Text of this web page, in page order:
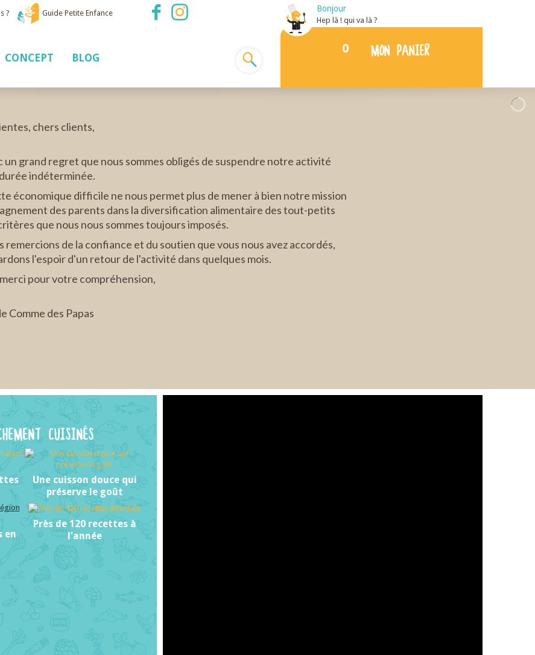
? Guide Petite Enfance
CONCEPT BLOG
Bonjour
Hep là ! qui va là ?
0 MON PANIER
chers clients,
un grand regret que nous sommes obligés de suspendre notre activité
indéterminée.
économique difficile ne nous permet plus de mener à bien notre mission
des parents dans la diversification alimentaire des tout-petits
que nous nous sommes toujours imposés.
remercions de la confiance et du soutien que vous nous avez accordés,
l'espoir d'un retour de l'activité dans quelques mois.
pour votre compréhension,
Comme des Papas
CUISINÉS
Une cuisson douce qui
préserve le goût
en
Près de 120 recettes à
l'année